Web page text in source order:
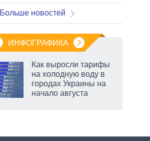
Больше новостей
ИНФОГРАФИКА
Как выросли тарифы
на холодную воду в
городах Украины на
начало августа